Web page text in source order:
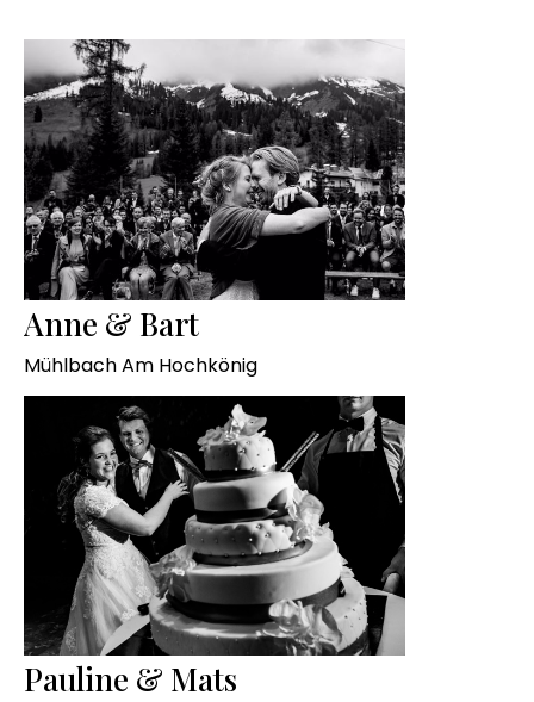
Anne & Bart
Mühlbach Am Hochkönig
Pauline & Mats